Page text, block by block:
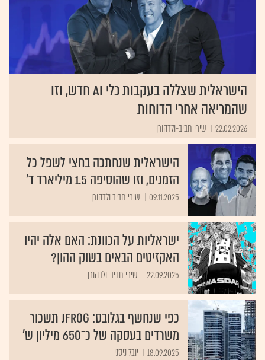
הישראלית שצללה בעקבות כלי AI חדש, וזו
שהמריאה אחרי הדוחות
22.02.2026 שירי חביב-ולדהורן
הישראלית שנחתכה בחצי לשפל כל
הזמנים, וזו שהוסיפה 1.5 מיליארד ד'
09.11.2025 שירי חביב ולדהורן
ישראליות על הכוונת: האם אלה יהיו
האקזיטים הבאים בשוק ההון?
22.09.2025 שירי חביב-ולדהורן
כפי שנחשף בגלובס: Jfrog תשכור
משרדים בעסקה של כ־650 מיליון ש'
18.09.2025 יובל ניסני